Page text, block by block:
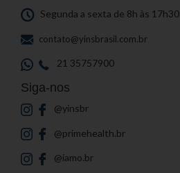
Segunda a sexta de 8h às 17h30
contato@yinsbrasil.com.br
21 35757900
Siga-nos
@yinsbr
@primehealth.br
@iamo.br